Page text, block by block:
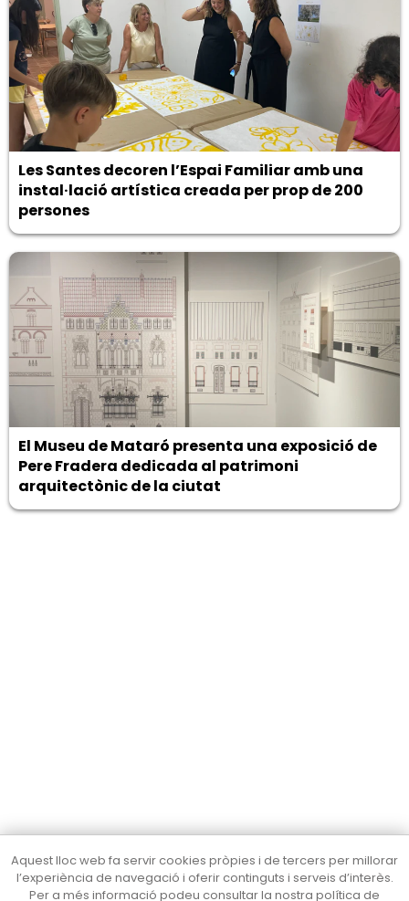
Les Santes decoren l’Espai Familiar amb una
instal·lació artística creada per prop de 200
persones
El Museu de Mataró presenta una exposició de
Pere Fradera dedicada al patrimoni
arquitectònic de la ciutat
Aquest lloc web fa servir cookies pròpies i de tercers per millorar
l’experiència de navegació i oferir continguts i serveis d’interès.
Per a més informació podeu consultar la nostra política de